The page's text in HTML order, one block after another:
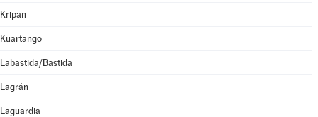
Kripan
Kuartango
Labastida/Bastida
Lagrán
Laguardia